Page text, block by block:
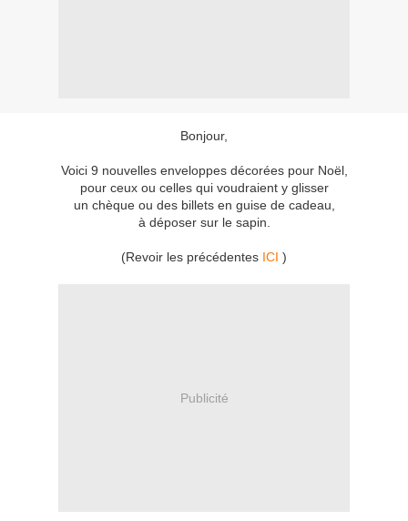
Bonjour,
Voici 9 nouvelles enveloppes décorées pour Noël,
pour ceux ou celles qui voudraient y glisser
un chèque ou des billets en guise de cadeau,
à déposer sur le sapin.
(Revoir les précédentes ICI )
Publicité